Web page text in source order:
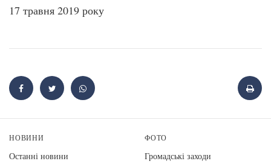
17 травня 2019 року
НОВИНИ
Останні новини
ФОТО
Громадські заходи